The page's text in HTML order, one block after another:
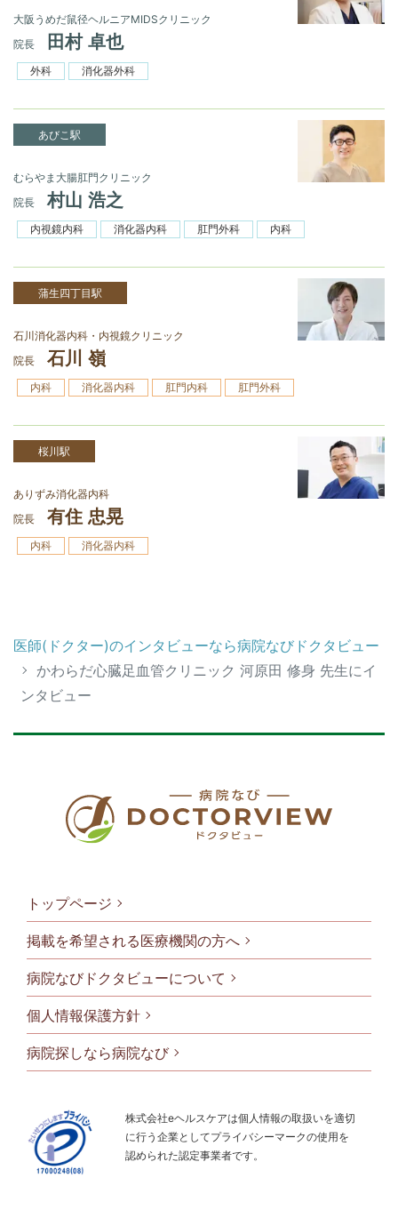
大阪うめだ鼠径ヘルニアMIDSクリニック
院長
田村 卓也
外科 消化器外科
あびこ駅
むらやま大腸肛門クリニック
院長
村山 浩之
内視鏡内科 消化器内科 肛門外科 内科
蒲生四丁目駅
石川消化器内科・内視鏡クリニック
院長
石川 嶺
内科 消化器内科 肛門内科 肛門外科
桜川駅
ありずみ消化器内科
院長
有住 忠晃
内科 消化器内科
医師(ドクター)のインタビューなら病院なびドクタビュー
かわらだ心臓足血管クリニック 河原田 修身 先生にイ
ンタビュー
フッタメニ
トップページ
掲載を希望される医療機関の方へ
病院なびドクタビューについて
個人情報保護方針
病院探しなら病院なび
株式会社eヘルスケアは個人情報の取扱いを適切
に行う企業としてプライバシーマークの使用を
認められた認定事業者です。